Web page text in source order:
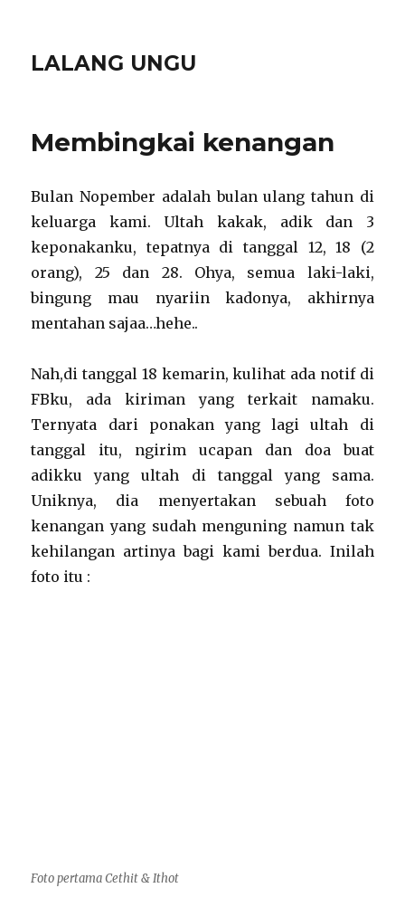
LALANG UNGU
Membingkai kenangan
Bulan Nopember adalah bulan ulang tahun di
keluarga kami. Ultah kakak, adik dan 3
keponakanku, tepatnya di tanggal 12, 18 (2
orang), 25 dan 28. Ohya, semua laki-laki,
bingung mau nyariin kadonya, akhirnya
mentahan sajaa…hehe..
Nah,di tanggal 18 kemarin, kulihat ada notif di
FBku, ada kiriman yang terkait namaku.
Ternyata dari ponakan yang lagi ultah di
tanggal itu, ngirim ucapan dan doa buat
adikku yang ultah di tanggal yang sama.
Uniknya, dia menyertakan sebuah foto
kenangan yang sudah menguning namun tak
kehilangan artinya bagi kami berdua. Inilah
foto itu :
Foto pertama Cethit & Ithot